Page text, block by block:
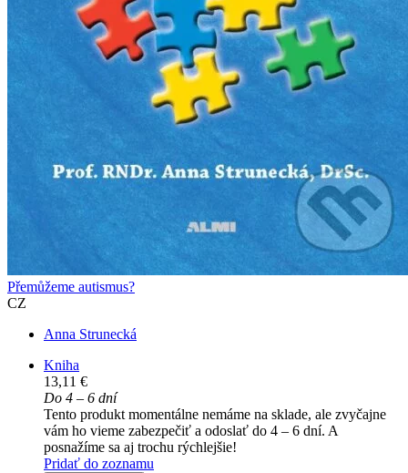
Přemůžeme autismus?
CZ
Anna Strunecká
Kniha
13,11 €
Do 4 – 6 dní
Tento produkt momentálne nemáme na sklade, ale zvyčajne
vám ho vieme zabezpečiť a odoslať do 4 – 6 dní. A
posnažíme sa aj trochu rýchlejšie!
Pridať do zoznamu